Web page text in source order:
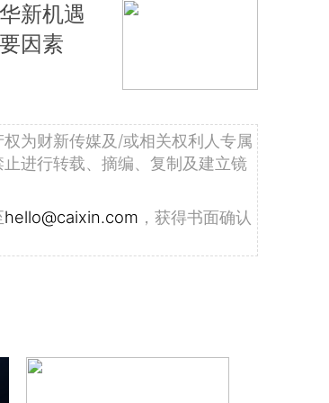
新机遇
因素
为财新传媒及/或相关权利人专属
进行转载、摘编、复制及建立镜
hello@caixin.com ，获得书面确认